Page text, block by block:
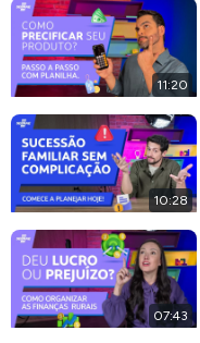
11:20
10:28
07:43